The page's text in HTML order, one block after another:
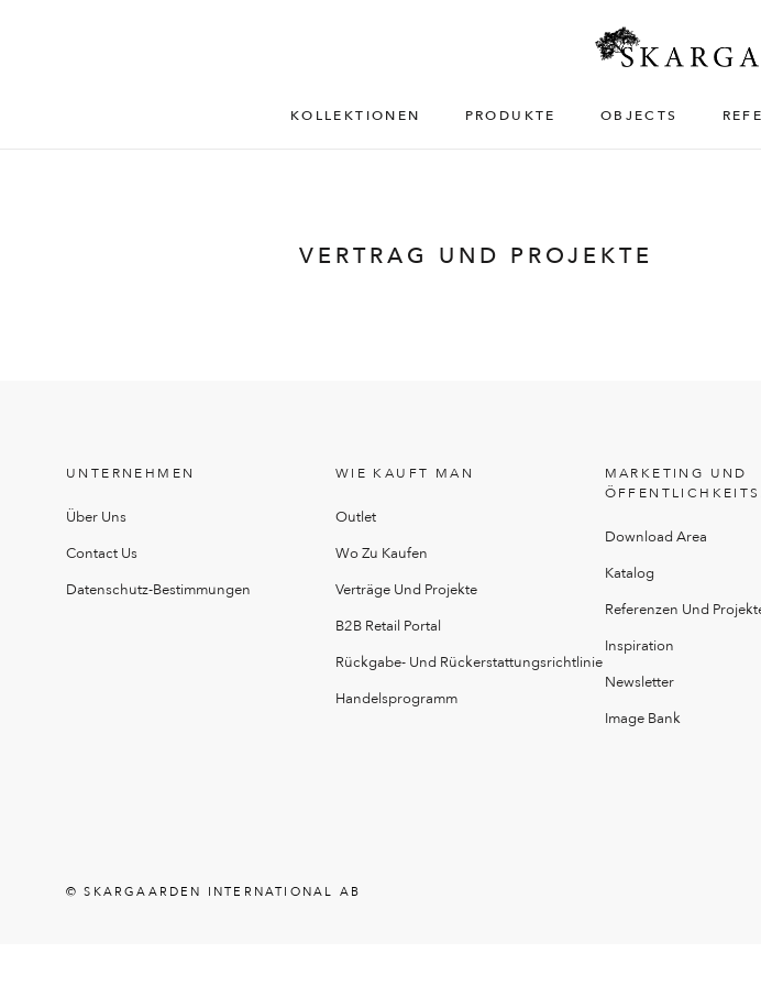
KOLLEKTIONEN PRODUKTE OBJECTS
VERTRAG UND PROJEKTE
UNTERNEHMEN
Über Uns
Contact Us
Datenschutz-Bestimmungen
WIE KAUFT MAN
Outlet
Wo Zu Kaufen
Verträge Und Projekte
B2B Retail Portal
Rückgabe- Und Rückerstattungsrichtlinie
Handelsprogramm
MARKETING UND
Download Area
Katalog
Referenzen Und
Inspiration
Newsletter
Image Bank
© SKARGAARDEN INTERNATIONAL AB